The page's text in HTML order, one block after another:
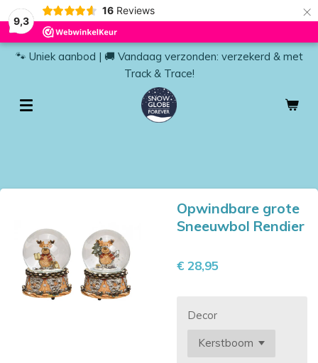
9,3
16 Reviews ×
🐾 Uniek aanbod | 🚚 Vandaag verzonden: verzekerd & met
Track & Trace!
Opwindbare grote
Sneeuwbol Rendier
€ 28,95
Decor